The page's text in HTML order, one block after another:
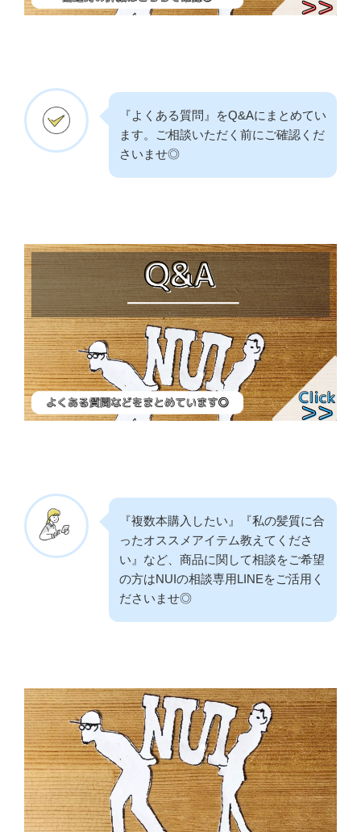
『よくある質問』をQ&Aにまとめてい
ます。ご相談いただく前にご確認くだ
さいませ◎
『複数本購入したい』『私の髪質に合
ったオススメアイテム教えてくださ
い』など、商品に関して相談をご希望
の方はNUIの相談専用LINEをご活用く
ださいませ◎